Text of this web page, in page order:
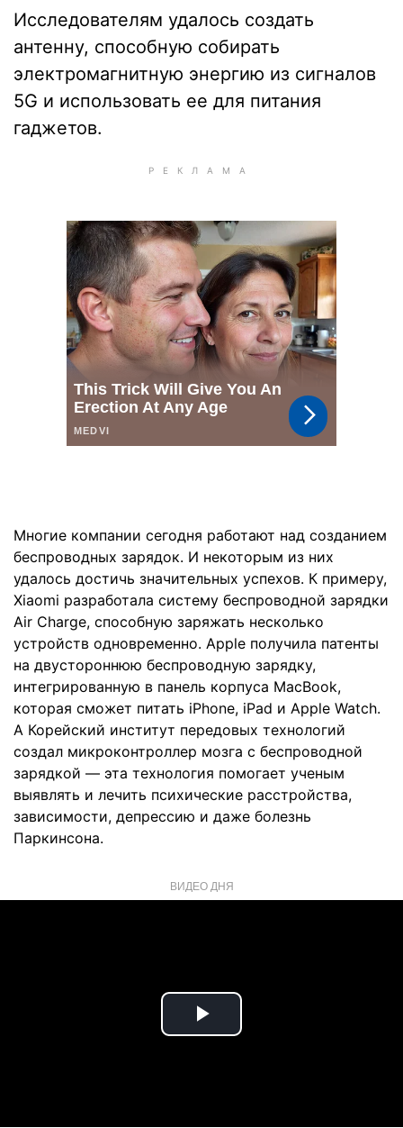
Исследователям удалось создать
антенну, способную собирать
электромагнитную энергию из сигналов
5G и использовать ее для питания
гаджетов.
Многие компании сегодня работают над созданием
беспроводных зарядок. И некоторым из них
удалось достичь значительных успехов. К примеру,
Xiaomi разработала систему беспроводной зарядки
Air Charge, способную заряжать несколько
устройств одновременно. Apple получила патенты
на двустороннюю беспроводную зарядку,
интегрированную в панель корпуса MacBook,
которая сможет питать iPhone, iPad и Apple Watch.
А Корейский институт передовых технологий
создал микроконтроллер мозга с беспроводной
зарядкой — эта технология помогает ученым
выявлять и лечить психические расстройства,
зависимости, депрессию и даже болезнь
Паркинсона.
ВИДЕО ДНЯ
Play